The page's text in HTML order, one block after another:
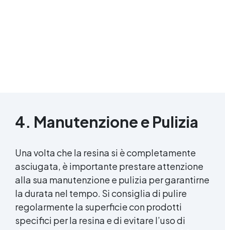
4. Manutenzione e Pulizia
Una volta che la resina si è completamente
asciugata, è importante prestare attenzione
alla sua manutenzione e pulizia per garantirne
la durata nel tempo. Si consiglia di pulire
regolarmente la superficie con prodotti
specifici per la resina e di evitare l’uso di